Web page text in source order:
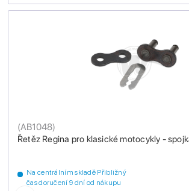
Řetěz Regina pro klasické motocykly -
(AB1048)
Na centrálním skladě Přibližný
čas doručení 9 dní od nákupu